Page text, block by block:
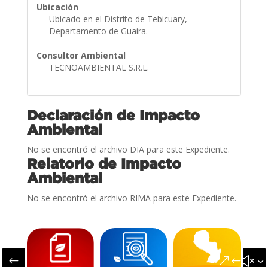
Ubicación
Ubicado en el Distrito de Tebicuary,
Departamento de Guaira.
Consultor Ambiental
TECNOAMBIENTAL S.R.L.
Declaración de Impacto
Ambiental
No se encontró el archivo DIA para este Expediente.
Relatorio de Impacto
Ambiental
No se encontró el archivo RIMA para este Expediente.
#